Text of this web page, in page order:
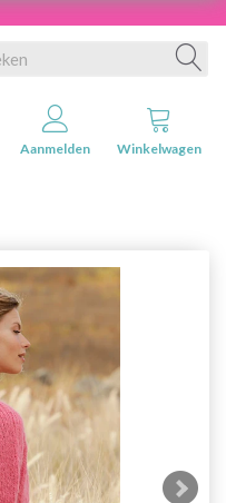
Aanmelden Winkelwagen